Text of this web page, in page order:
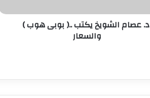
د. عصام الشويخ يكتب ..( بوبى هوب )
والسعار